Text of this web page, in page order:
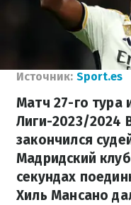
Источник: Sport.es
Матч 27-го тура
Лиги-2023/2024
закончился
Мадридский
секундах
Хиль Мансано